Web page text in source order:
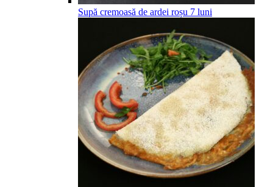
Supă cremoasă de ardei roșu 7 luni